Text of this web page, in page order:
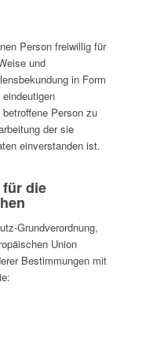
Person freiwillig für
und
in Form
Person zu
der sie
einverstanden ist.
die
Grundverordnung,
Union
Bestimmungen mit